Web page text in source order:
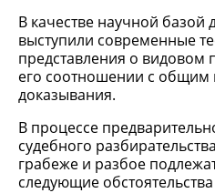
В качестве научной базой
выступили современные
представления о видовом
его соотношении с общим
доказывания.
В процессе
судебного
грабеже и разбое
следующие